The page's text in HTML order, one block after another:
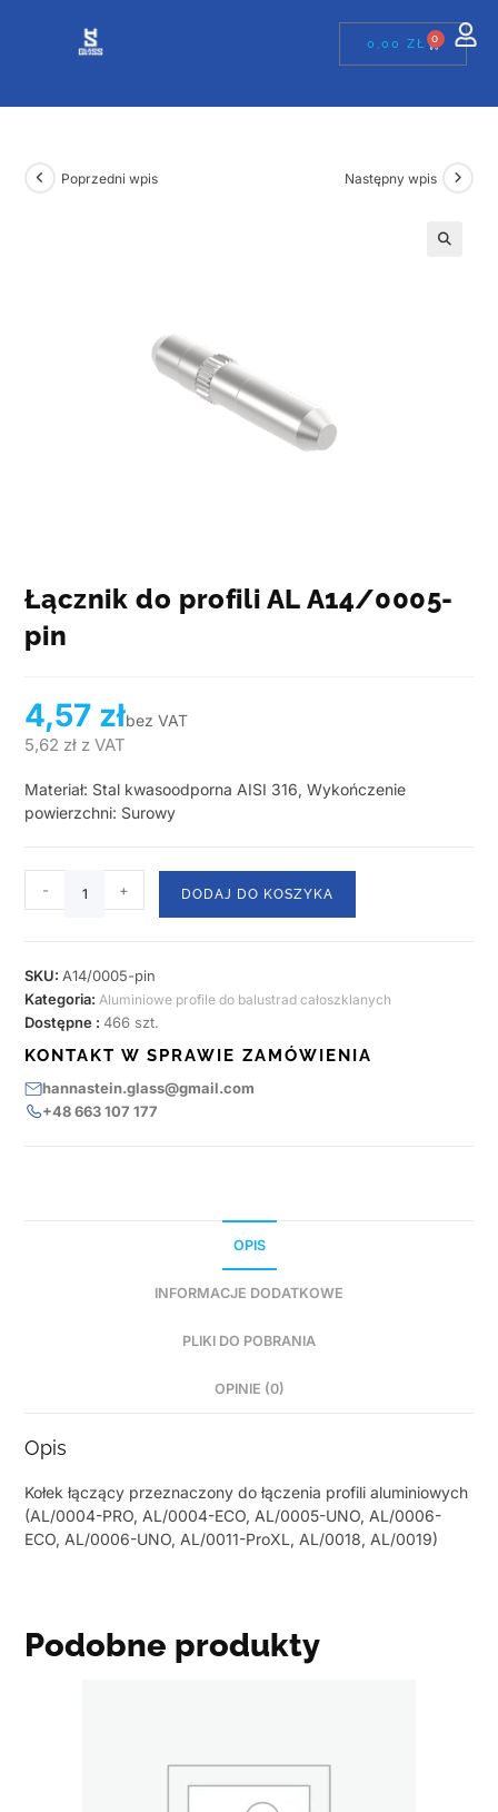
0,00ZŁ 0
Poprzedni wpis Następny wpis
Łącznik do profili AL A14/0005-
pin
4,57 złbez VAT
5,62 zł z VAT
Materiał: Stal kwasoodporna AISI 316, Wykończenie
powierzchni: Surowy
- + DODAJ DO KOSZYKA
SKU:A14/0005-pin
Kategoria:Aluminiowe profile do balustrad całoszklanych
Dostępne :466 szt.
KONTAKT W SPRAWIE ZAMÓWIENIA
hannastein.glass@gmail.com
+48 663 107 177
OPIS
INFORMACJE DODATKOWE
PLIKI DO POBRANIA
OPINIE (0)
Opis
Kołek łączący przeznaczony do łączenia profili aluminiowych
(AL/0004-PRO, AL/0004-ECO, AL/0005-UNO, AL/0006-
ECO, AL/0006-UNO, AL/0011-ProXL, AL/0018, AL/0019)
Podobne produkty